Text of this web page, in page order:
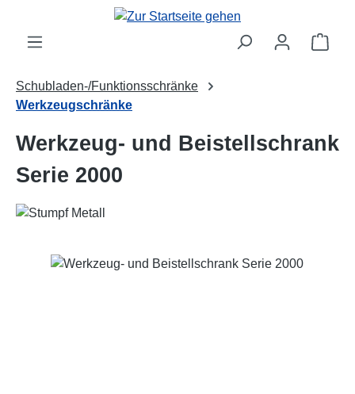
Zum Hauptinhalt springen
Schubladen-/Funktionsschränke
Werkzeugschränke
Werkzeug- und Beistellschrank
Serie 2000
Bildergalerie überspringen